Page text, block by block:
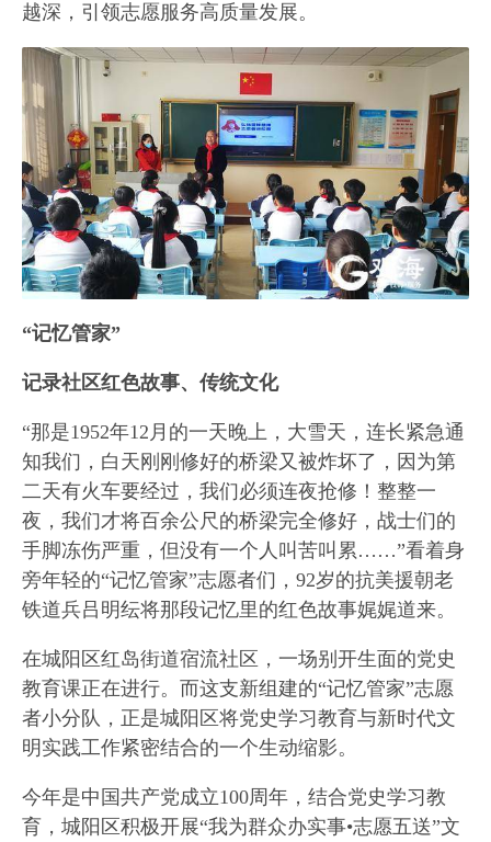
越深，引领志愿服务高质量发展。
“记忆管家”
记录社区红色故事、传统文化
“那是1952年12月的一天晚上，大雪天，连长紧急通
知我们，白天刚刚修好的桥梁又被炸坏了，因为第
二天有火车要经过，我们必须连夜抢修！整整一
夜，我们才将百余公尺的桥梁完全修好，战士们的
手脚冻伤严重，但没有一个人叫苦叫累……”看着身
旁年轻的“记忆管家”志愿者们，92岁的抗美援朝老
铁道兵吕明纭将那段记忆里的红色故事娓娓道来。
在城阳区红岛街道宿流社区，一场别开生面的党史
教育课正在进行。而这支新组建的“记忆管家”志愿
者小分队，正是城阳区将党史学习教育与新时代文
明实践工作紧密结合的一个生动缩影。
今年是中国共产党成立100周年，结合党史学习教
育，城阳区积极开展“我为群众办实事•志愿五送”文